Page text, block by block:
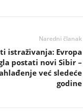
Naredni članak
istraživanja: Evropa
postati novi Sibir –
već sledeće
godine